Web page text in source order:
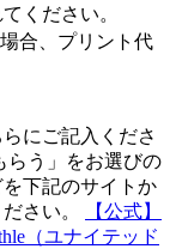
ください。
合、プリント代
にご記入くださ
らう」をお選びの
下記のサイトか
さい。
【公式】
（ユナイテッド